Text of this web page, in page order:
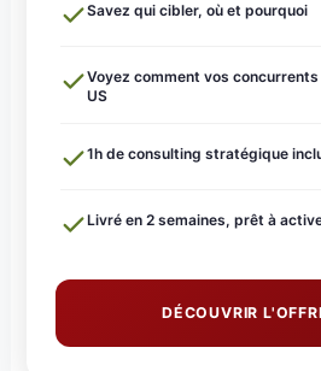
Savez qui cibler, où et pourquoi
Voyez comment vos
US
1h de consulting stratégique
Livré en 2 semaines, prêt à
DÉCOUVRIR